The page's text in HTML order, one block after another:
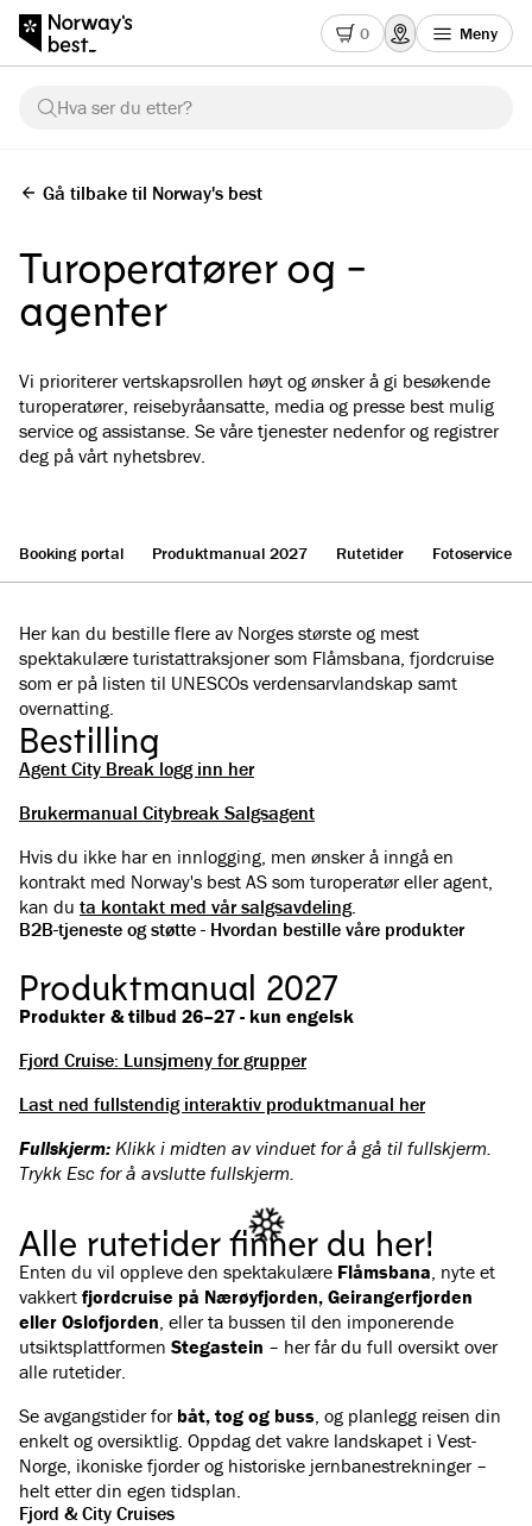
0 Meny
Hva ser du etter?
Gå tilbake til Norway's best
Turoperatører og -
agenter
Vi prioriterer vertskapsrollen høyt og ønsker å gi besøkende
turoperatører, reisebyråansatte, media og presse best mulig
service og assistanse. Se våre tjenester nedenfor og registrer
deg på vårt nyhetsbrev.
Booking portal Produktmanual 2027 Rutetider Fotoservice
Her kan du bestille flere av Norges største og mest
spektakulære turistattraksjoner som Flåmsbana, fjordcruise
som er på listen til UNESCOs verdensarvlandskap samt
overnatting.
Bestilling
Agent City Break logg inn her
Brukermanual Citybreak Salgsagent
Hvis du ikke har en innlogging, men ønsker å inngå en
kontrakt med Norway's best AS som turoperatør eller agent,
kan du ta kontakt med vår salgsavdeling.
B2B-tjeneste og støtte - Hvordan bestille våre produkter
Produktmanual 2027
Produkter & tilbud 26–27 - kun engelsk
Fjord Cruise: Lunsjmeny for grupper
Last ned fullstendig interaktiv produktmanual her
Fullskjerm: Klikk i midten av vinduet for å gå til fullskjerm.
Trykk Esc for å avslutte fullskjerm.
Alle rutetider finner du her!
Enten du vil oppleve den spektakulære Flåmsbana, nyte et
vakkert fjordcruise på Nærøyfjorden, Geirangerfjorden
eller Oslofjorden, eller ta bussen til den imponerende
utsiktsplattformen Stegastein – her får du full oversikt over
alle rutetider.
Se avgangstider for båt, tog og buss, og planlegg reisen din
enkelt og oversiktlig. Oppdag det vakre landskapet i Vest-
Norge, ikoniske fjorder og historiske jernbanestrekninger –
helt etter din egen tidsplan.
Fjord & City Cruises